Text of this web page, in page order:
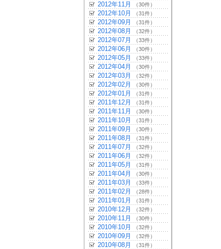
2012年11月 （30件）
2012年10月 （31件）
2012年09月 （31件）
2012年08月 （32件）
2012年07月 （33件）
2012年06月 （30件）
2012年05月 （33件）
2012年04月 （30件）
2012年03月 （32件）
2012年02月 （30件）
2012年01月 （31件）
2011年12月 （31件）
2011年11月 （30件）
2011年10月 （31件）
2011年09月 （30件）
2011年08月 （31件）
2011年07月 （32件）
2011年06月 （32件）
2011年05月 （31件）
2011年04月 （30件）
2011年03月 （33件）
2011年02月 （28件）
2011年01月 （31件）
2010年12月 （32件）
2010年11月 （30件）
2010年10月 （32件）
2010年09月 （32件）
2010年08月 （31件）